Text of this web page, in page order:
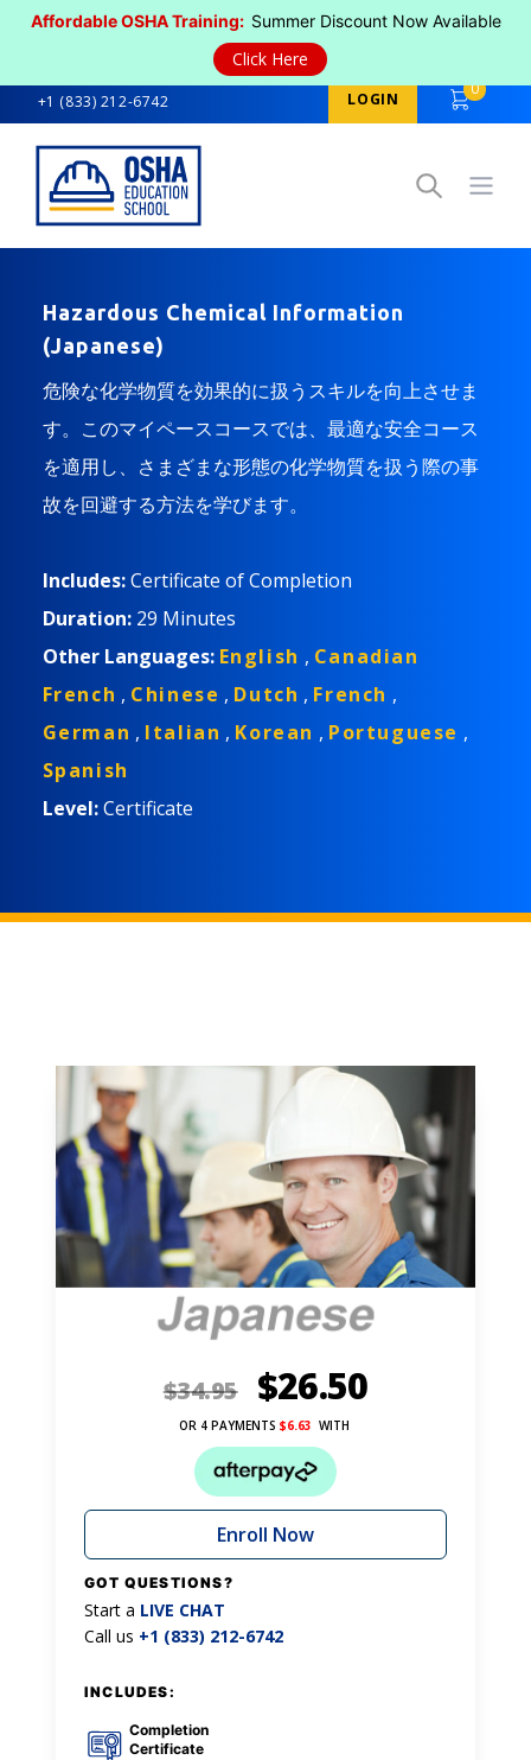
Affordable OSHA Training: Summer Discount Now Available
Click Here
+1 (833) 212-6742 LOGIN
0
Hazardous Chemical Information
(Japanese)
危険な化学物質を効果的に扱うスキルを向上させま
す。このマイペースコースでは、最適な安全コース
を適用し、さまざまな形態の化学物質を扱う際の事
故を回避する方法を学びます。
Includes:Certificate of Completion
Duration: 29 Minutes
Other Languages: English , Canadian
French , Chinese , Dutch , French ,
German , Italian , Korean , Portuguese ,
Spanish
Level:Certificate
$34.95 $26.50
OR 4 PAYMENTS $6.63 WITH
Enroll Now
GOT QUESTIONS?
Start a LIVE CHAT
Call us +1 (833) 212-6742
INCLUDES:
Completion
Certificate